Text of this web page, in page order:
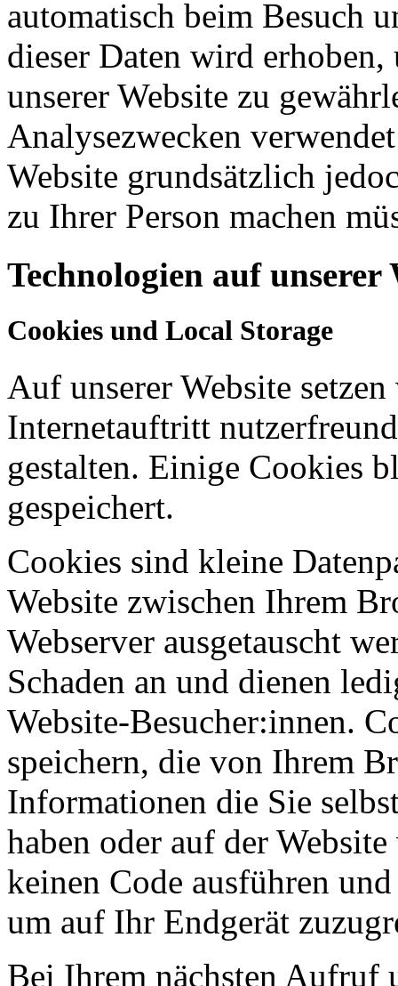
automatisch beim Besuch
dieser Daten wird
unserer Website zu
Analysezwecken
Website grundsätzlich
zu Ihrer Person machen
Technologien auf unserer
Cookies und Local Storage
Auf unserer Website
Internetauftritt
gestalten. Einige Cookies
gespeichert.
Cookies sind kleine
Website zwischen Ihrem
Webserver ausgetauscht
Schaden an und dienen
Website-Besucher:innen.
speichern, die von Ihrem
Informationen die Sie
haben oder auf der
keinen Code ausführen
um auf Ihr Endgerät
Bei Ihrem nächsten Aufruf